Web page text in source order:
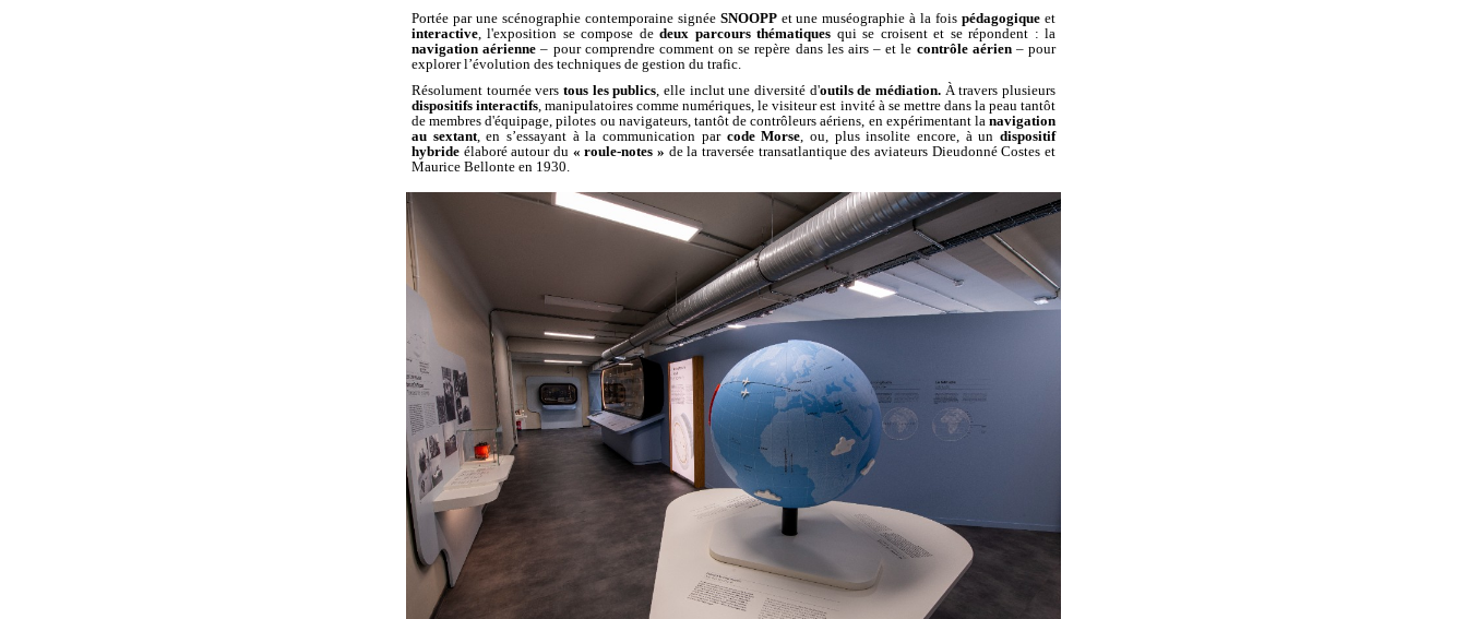
Portée par une scénographie contemporaine signée SNOOPPet une muséographie à la foispédagogique et
interactive , l'exposition se compose dedeux parcours thématiques qui se croisent et se répondent : la
navigation aérienne – pour comprendre comment on se repère dans les airs – et le contrôle aérien– pour
explorer l’évolution des techniques de gestion du trafic.
Résolument tournée vers tous les publics, elle inclut une diversité d'outils de médiation. À travers plusieurs
dispositifs interactifs, manipulatoires comme numériques, le visiteur est invité à se mettre dans la peau tantôt
de membres d'équipage, pilotes ou navigateurs, tantôt de contrôleurs aériens, en expérimentant la navigation
au sextant, en s’essayant à la communication par code Morse, ou, plus insolite encore, à un dispositif
hybride élaboré autour du « roule-notes » de la traversée transatlantique des aviateurs Dieudonné Costes et
Maurice Bellonte en 1930.